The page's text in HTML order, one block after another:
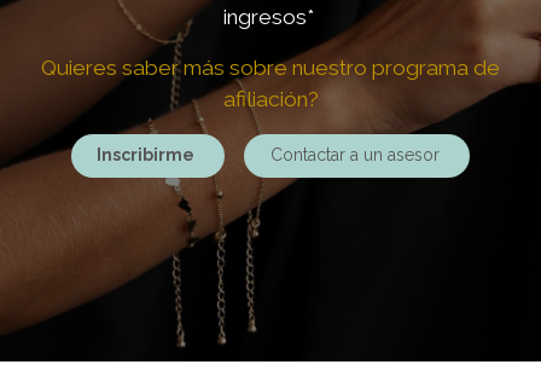
ingresos*
Quieres saber más sobre nuestro programa de
afiliación?
Inscribirme Contactar a un asesor